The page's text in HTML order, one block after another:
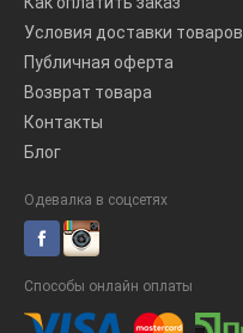
Условия доставки товаров
Публичная оферта
Возврат товара
Контакты
Блог
Одевалка в соцсетях
Способы онлайн оплаты